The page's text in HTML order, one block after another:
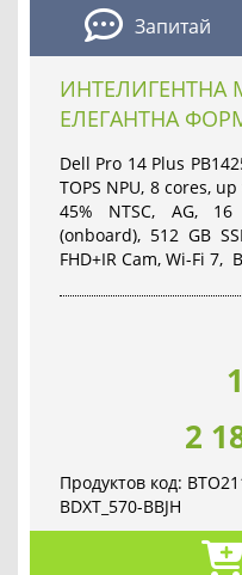
Запитай
ЕЛЕГАНТНА
Dell Pro 14 Plus
TOPS NPU, 8 cores,
45% NTSC, AG, 16
(onboard), 512 GB
FHD+IR Cam, Wi-Fi 7,
2
Продуктов код:
BDXT_570-BBJH